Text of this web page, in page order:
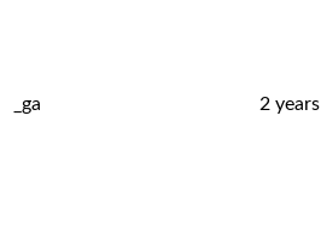
_ga 2 years